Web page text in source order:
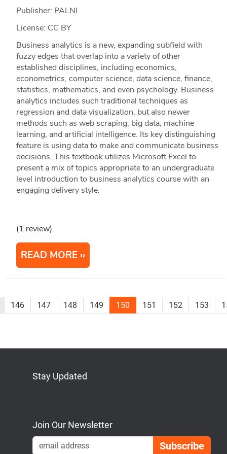
Publisher: PALNI
License: CC BY
Business analytics is a new, expanding subfield with
fuzzy edges that overlap into a variety of other
established disciplines, including economics,
econometrics, computer science, data science, finance,
statistics, mathematics, and even psychology. Business
analytics includes such traditional techniques as
regression and data visualization, but also newer
methods such as web scraping, big data, machine
learning, and artificial intelligence. Its key distinguishing
feature is using data to make and communicate business
decisions. This textbook utilizes Microsoft Excel to
present a mix of topics appropriate to an undergraduate
level introduction to business analytics course with an
engaging delivery style.
(1 review)
READ MORE
146 147 148 149 150 151 152 153
Stay Updated
Join Our Newsletter